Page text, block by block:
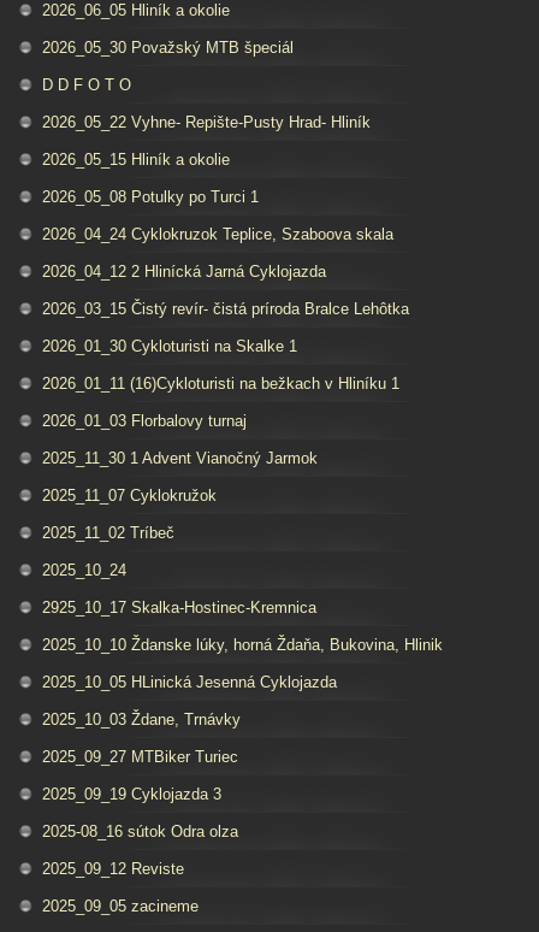
2026_06_05 Hliník a okolie
2026_05_30 Považský MTB špeciál
D D F O T O
2026_05_22 Vyhne- Repište-Pusty Hrad- Hliník
2026_05_15 Hliník a okolie
2026_05_08 Potulky po Turci 1
2026_04_24 Cyklokruzok Teplice, Szaboova skala
2026_04_12 2 Hlinícká Jarná Cyklojazda
2026_03_15 Čistý revír- čistá príroda Bralce Lehôtka
2026_01_30 Cykloturisti na Skalke 1
2026_01_11 (16)Cykloturisti na bežkach v Hliníku 1
2026_01_03 Florbalovy turnaj
2025_11_30 1 Advent Vianočný Jarmok
2025_11_07 Cyklokružok
2025_11_02 Tríbeč
2025_10_24
2925_10_17 Skalka-Hostinec-Kremnica
2025_10_10 Ždanske lúky, horná Ždaňa, Bukovina, Hlinik
2025_10_05 HLinická Jesenná Cyklojazda
2025_10_03 Ždane, Trnávky
2025_09_27 MTBiker Turiec
2025_09_19 Cyklojazda 3
2025-08_16 sútok Odra olza
2025_09_12 Reviste
2025_09_05 zacineme